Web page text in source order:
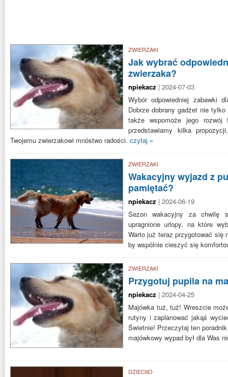
ZWIERZAKI
Jak wybrać
zwierzaka?
npiekacz | 2024-07-03
Wybór odpowiedniej zabawki
Dobrze dobrany gadżet nie
także wspomoże jego
przedstawiamy kilka
Twojemu zwierzakowi mnóstwo radości. czytaj »
ZWIERZAKI
Wakacyjny wyjazd z
pamiętać?
npiekacz | 2024-06-19
Sezon wakacyjny za chwilę
upragnione urlopy, na które
Warto już teraz przygotować się
by wspólnie cieszyć się
ZWIERZAKI
Przygotuj pupila na
npiekacz | 2024-04-25
Majówka tuż, tuż! Wreszcie
rutyny i zaplanować jakąś
Świetnie! Przeczytaj ten
majówkowy wypad był dla Was
DZIECKO